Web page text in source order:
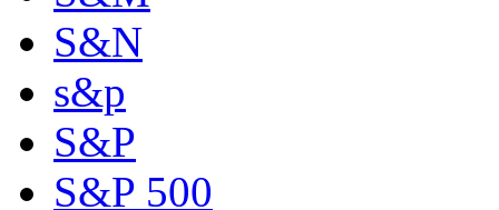
S&N
s&p
S&P
S&P 500